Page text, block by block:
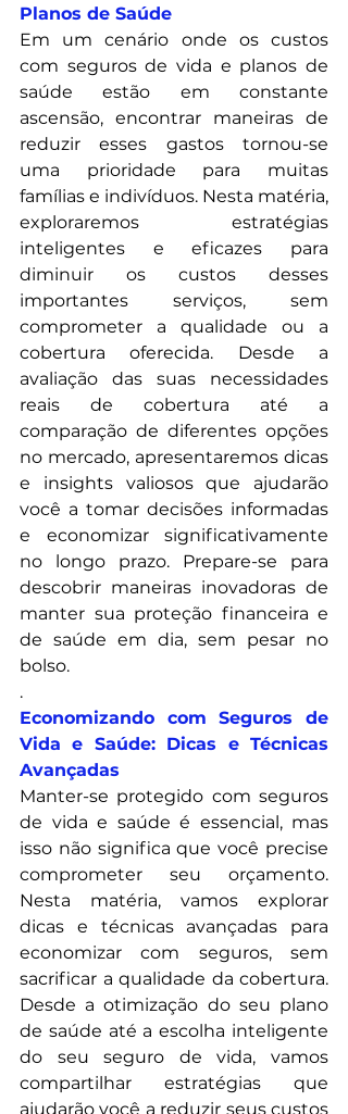
Planos de Saúde
Em um cenário onde os custos
com seguros de vida e planos de
saúde estão em constante
ascensão, encontrar maneiras de
reduzir esses gastos tornou-se
uma prioridade para muitas
famílias e indivíduos. Nesta matéria,
exploraremos estratégias
inteligentes e eficazes para
diminuir os custos desses
importantes serviços, sem
comprometer a qualidade ou a
cobertura oferecida. Desde a
avaliação das suas necessidades
reais de cobertura até a
comparação de diferentes opções
no mercado, apresentaremos dicas
e insights valiosos que ajudarão
você a tomar decisões informadas
e economizar significativamente
no longo prazo. Prepare-se para
descobrir maneiras inovadoras de
manter sua proteção financeira e
de saúde em dia, sem pesar no
bolso.
.
Economizando com Seguros de
Vida e Saúde: Dicas e Técnicas
Avançadas
Manter-se protegido com seguros
de vida e saúde é essencial, mas
isso não significa que você precise
comprometer seu orçamento.
Nesta matéria, vamos explorar
dicas e técnicas avançadas para
economizar com seguros, sem
sacrificar a qualidade da cobertura.
Desde a otimização do seu plano
de saúde até a escolha inteligente
do seu seguro de vida, vamos
compartilhar estratégias que
ajudarão você a reduzir seus custos